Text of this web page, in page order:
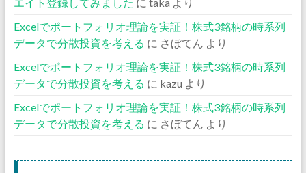
Excelでポートフォリオ理論を実証！株式3銘柄の時系列
データで分散投資を考える に さぼてん より
Excelでポートフォリオ理論を実証！株式3銘柄の時系列
データで分散投資を考える に kazu より
Excelでポートフォリオ理論を実証！株式3銘柄の時系列
データで分散投資を考える に さぼてん より